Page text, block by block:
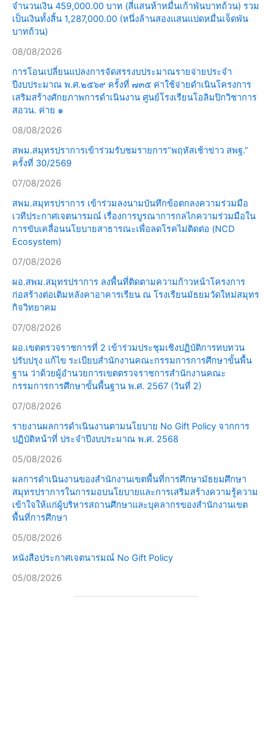
จำนวนเงิน 459,000.00 บาท (สี่แสนห้าหมื่นเก้าพันบาทถ้วน) รวม
เป็นเงินทั้งสิ้น 1,287,000.00 (หนึ่งล้านสองแสนแปดหมื่นเจ็ดพัน
บาทถ้วน)
08/08/2026
การโอนเปลี่ยนแปลงการจัดสรรงบประมาณรายจ่ายประจำ
ปีงบประมาณ พ.ศ.๒๕๖๙ ครั้งที่ ๗๓๕ ค่าใช้จ่ายดำเนินโครงการ
เสริมสร้างศักยภาพการดำเนินงาน ศูนย์โรงเรียนโอลิมปิกวิชาการ
สอวน. ค่าย ๑
08/08/2026
สพม.สมุทรปราการเข้าร่วมรับชมรายการ“พฤหัสเช้าข่าว สพฐ.”
ครั้งที่ 30/2569
07/08/2026
สพม.สมุทรปราการ เข้าร่วมลงนามบันทึกข้อตกลงความร่วมมือ
เวทีประกาศเจตนารมณ์ เรื่องการบูรณาการกลไกความร่วมมือใน
การขับเคลื่อนนโยบายสาธารณะเพื่อลดโรคไม่ติดต่อ (NCD
Ecosystem)
07/08/2026
ผอ.สพม.สมุทรปราการ ลงพื้นที่ติดตามความก้าวหน้าโครงการ
ก่อสร้างต่อเติมหลังคาอาคารเรียน ณ โรงเรียนมัธยมวัดใหม่สมุทร
กิจวิทยาคม
07/08/2026
ผอ.เขตตรวจราชการที่ 2 เข้าร่วมประชุมเชิงปฏิบัติการทบทวน
ปรับปรุง แก้ไข ระเบียบสำนักงานคณะกรรมการการศึกษาขั้นพื้น
ฐาน ว่าด้วยผู้อำนวยการเขตตรวจราชการสำนักงานคณะ
กรรมการการศึกษาขั้นพื้นฐาน พ.ศ. 2567 (วันที่ 2)
07/08/2026
รายงานผลการดำเนินงานตามนโยบาย No Gift Policy จากการ
ปฏิบัติหน้าที่ ประจำปีงบประมาณ พ.ศ. 2568
05/08/2026
ผลการดำเนินงานของสำนักงานเขตพื้นที่การศึกษามัธยมศึกษา
สมุทรปราการในการมอบนโยบายและการเสริมสร้างความรู้ความ
เข้าใจให้แก่ผู้บริหารสถานศึกษาและบุคลากรของสำนักงานเขต
พื้นที่การศึกษา
05/08/2026
หนังสือประกาศเจตนารมณ์ No Gift Policy
05/08/2026